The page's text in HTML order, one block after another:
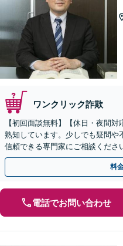
ワンクリック詐欺
【初回面談無料】【休日・夜間
熟知しています。少しでも疑問や
信頼できる専門家にご相談くださ
料
電話でお問い合わせ